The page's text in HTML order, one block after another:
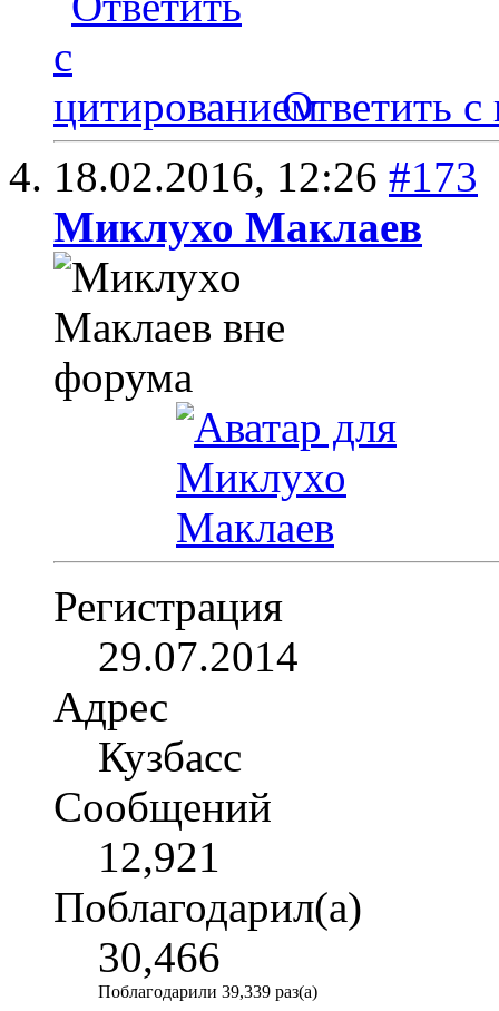
Ответить с
18.02.2016, 12:26 #173
Миклухо Маклаев
Регистрация
29.07.2014
Адрес
Кузбасс
Сообщений
12,921
Поблагодарил(а)
30,466
Поблагодарили 39,339 раз(а)